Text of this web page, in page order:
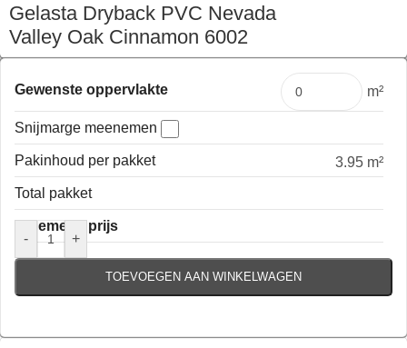
Gelasta Dryback PVC Nevada
Valley Oak Cinnamon 6002
€202,56 Pakket
Gewenste oppervlakte m²
Snijmarge meenemen
Pakinhoud per pakket
3.95 m²
Total pakket
Algemene prijs
-
+
TOEVOEGEN AAN WINKELWAGEN